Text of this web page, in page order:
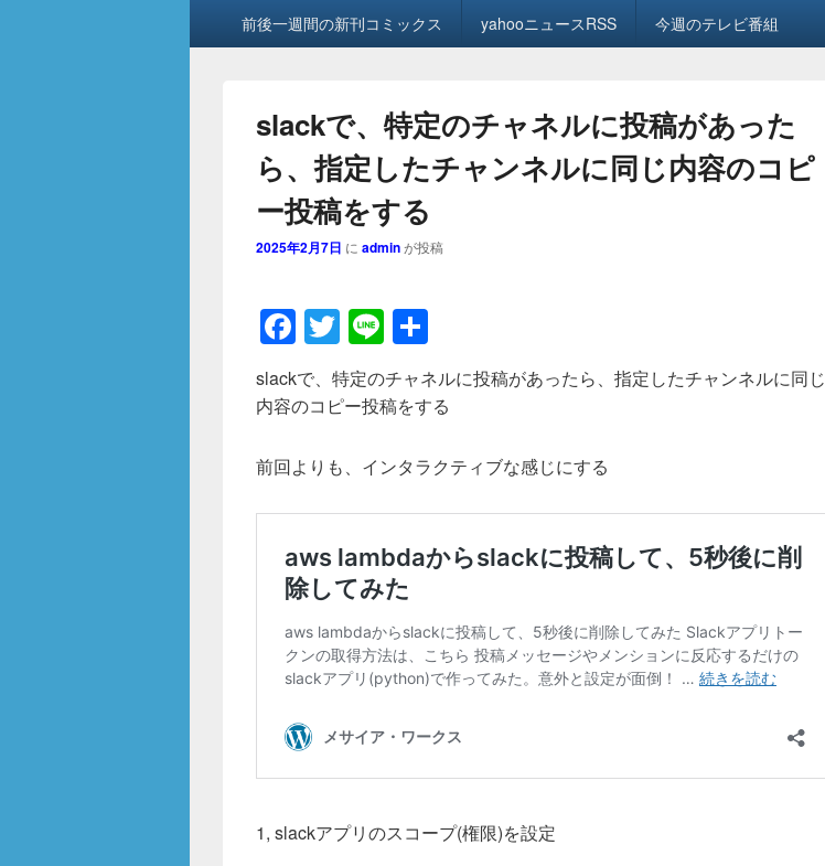
前後一週間の新刊コミックス yahooニュースRSS 今週のテレビ番組
slackで、特定のチャネルに投稿があった
ら、指定したチャンネルに同じ内容のコピ
ー投稿をする
2025年2月7日 に adminが投稿
F
a
c
e
b
o
k
T
wi
tt
er
Li
n
e
有
slackで、特定のチャネルに投稿があったら、指定したチャンネルに同じ
内容のコピー投稿をする
前回よりも、インタラクティブな感じにする
1, slackアプリのスコープ(権限)を設定